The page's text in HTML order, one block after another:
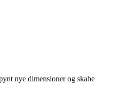
nye dimensioner og skabe